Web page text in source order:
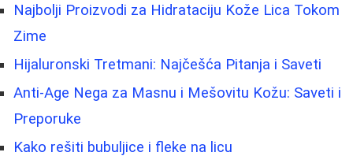
Najbolji Proizvodi za Hidrataciju Kože Lica Tokom
Zime
Hijaluronski Tretmani: Najčešća Pitanja i Saveti
Anti-Age Nega za Masnu i Mešovitu Kožu: Saveti i
Preporuke
Kako rešiti bubuljice i fleke na licu